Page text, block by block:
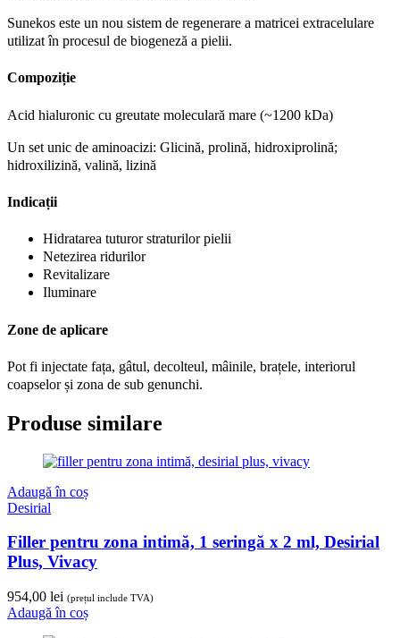
Sunekos este un nou sistem de regenerare a matricei extracelulare
utilizat în procesul de biogeneză a pielii.
Compoziție
Acid hialuronic cu greutate moleculară mare (~1200 kDa)
Un set unic de aminoacizi: Glicină, prolină, hidroxiprolină;
hidroxilizină, valină, lizină
Indicații
Hidratarea tuturor straturilor pielii
Netezirea ridurilor
Revitalizare
Iluminare
Zone de aplicare
Pot fi injectate fața, gâtul, decolteul, mâinile, brațele, interiorul
coapselor și zona de sub genunchi.
Produse similare
Adaugă în coș
Desirial
Filler pentru zona intimă, 1 seringă x 2 ml, Desirial
Plus, Vivacy
954,00 lei (prețul include TVA)
Adaugă în coș